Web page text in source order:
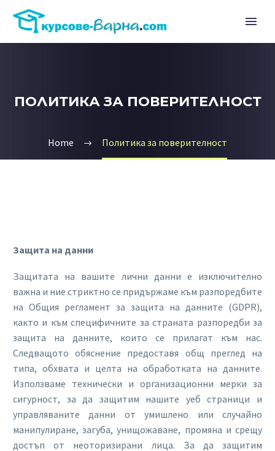
ПОЛИТИКА ЗА ПОВЕРИТЕЛНОСТ
Home Политика за поверителност
Защита на данни
Защитата на вашите лични данни е изключително
важна и ние стриктно се придържаме към разпоредбите
на Общия регламент за защита на данните (GDPR),
както и към специфичните за страната разпоредби за
защита на данните, които се прилагат към нас.
Следващото обяснение предоставя общ преглед на
типа, обхвата и целта на обработката на данните.
Използваме технически и организационни мерки за
сигурност, за да защитим нашите уеб страници и
управляваните данни от умишлено или случайно
манипулиране, загуба, унищожаване, промяна и срещу
достъп от неоторизирани лица. За да защитим